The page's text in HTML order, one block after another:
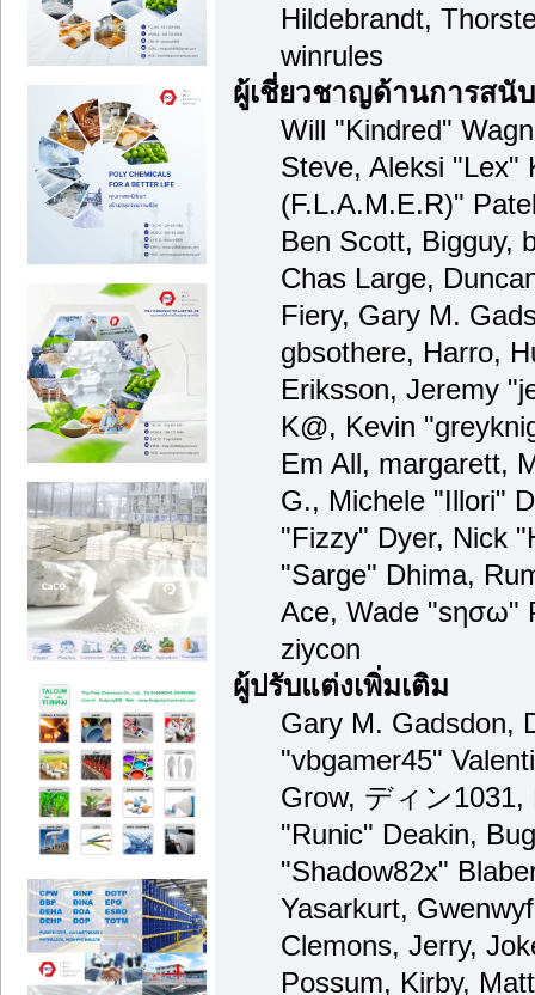
Hildebrandt,
winrules
ผู้เชี่ยวชาญด้านการสนั
Will "Kindred"
Steve, Aleksi "Lex"
(F.L.A.M.E.R)"
Ben Scott, Bigguy,
Chas Large,
Fiery, Gary M.
gbsothere, Harro,
Eriksson, Jeremy
K@, Kevin
Em All, margarett,
G., Michele "Illori"
"Fizzy" Dyer, Nick
"Sarge" Dhima,
Ace, Wade "sησω"
ziycon
ผู้ปรับแต่งเพิ่มเติม
Gary M. Gadsdon,
"vbgamer45"
Grow, ディン1031,
"Runic" Deakin,
"Shadow82x"
Yasarkurt,
Clemons, Jerry,
Possum, Kirby,